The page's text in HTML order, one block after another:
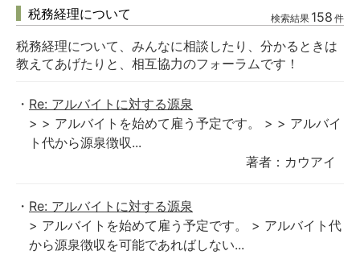
税務経理について 検索結果 158 件
税務経理について、みんなに相談したり、分かるときは
教えてあげたりと、相互協力のフォーラムです！
Re: アルバイトに対する源泉
> > アルバイトを始めて雇う予定です。 > > アルバイ
ト代から源泉徴収...
著者：カウアイ
Re: アルバイトに対する源泉
> アルバイトを始めて雇う予定です。 > アルバイト代
から源泉徴収を可能であればしない...